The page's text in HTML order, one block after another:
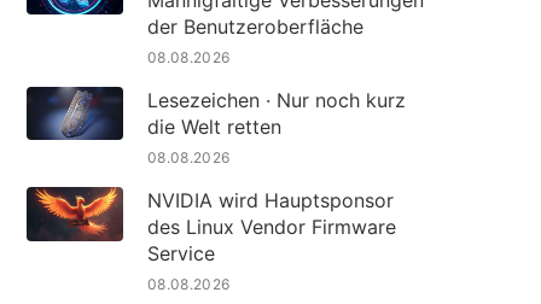
der Benutzeroberfläche
08.08.2026
Lesezeichen · Nur noch kurz
die Welt retten
08.08.2026
NVIDIA wird Hauptsponsor
des Linux Vendor Firmware
Service
08.08.2026